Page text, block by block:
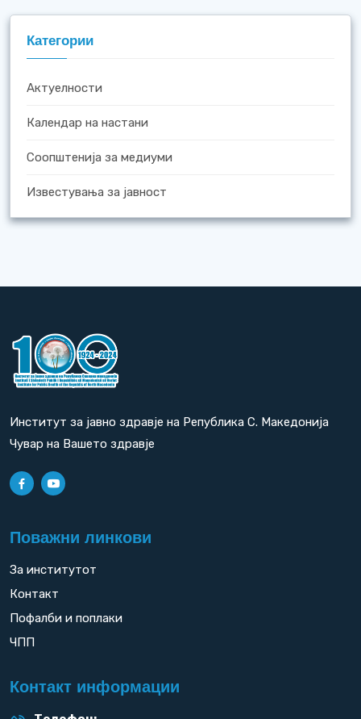
Категории
Актуелности
Календар на настани
Соопштенија за медиуми
Известувања за јавност
Институт за јавно здравје на Република С. Македонија
Чувар на Вашето здравје
Поважни линкови
За институтот
Контакт
Пофалби и поплаки
ЧПП
Контакт информации